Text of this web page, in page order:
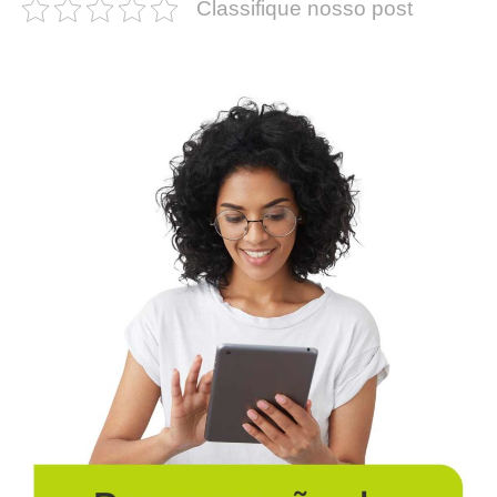
Classifique nosso post